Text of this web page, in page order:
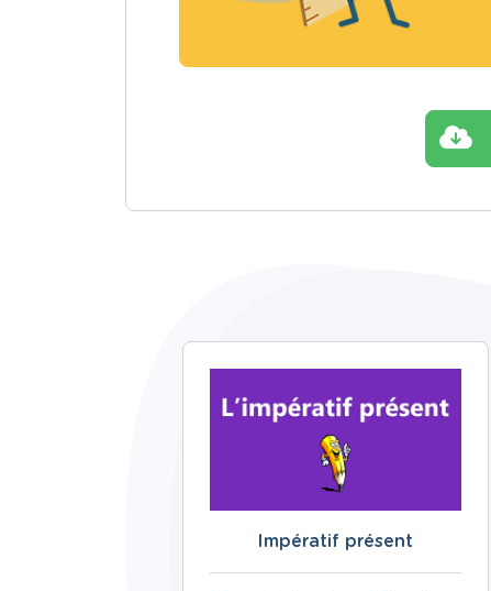
Impératif présent